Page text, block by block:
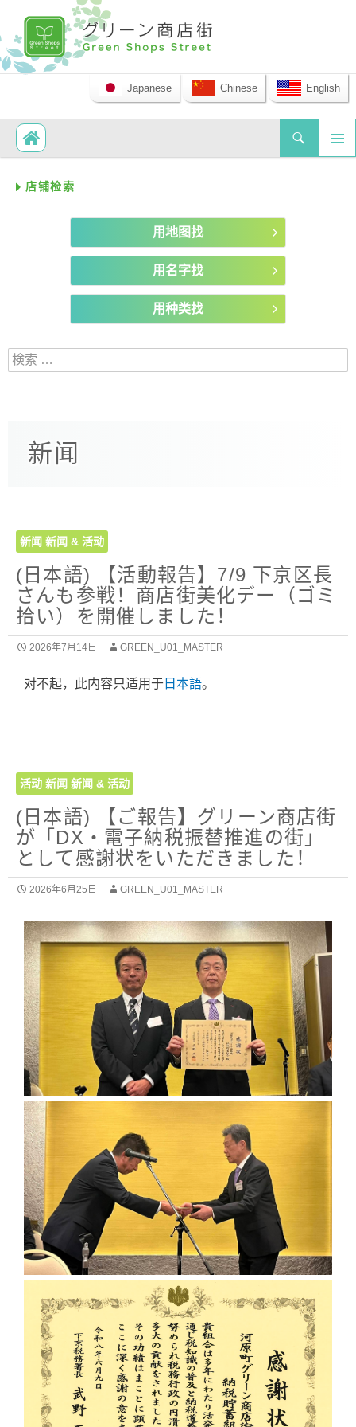
Japanese Chinese English
Search
SKIP TO CONTENT
店铺检索
用地图找
用名字找
用种类找
検索:
新闻
新闻 新闻 & 活动
(日本語) 【活動報告】7/9 下京区長
さんも参戦！商店街美化デー（ゴミ
拾い）を開催しました！
2026年7月14日 GREEN_U01_MASTER
对不起，此内容只适用于 日本語。
活动 新闻 新闻 & 活动
(日本語) 【ご報告】グリーン商店街
が「DX・電子納税振替推進の街」
として感謝状をいただきました！
2026年6月25日 GREEN_U01_MASTER